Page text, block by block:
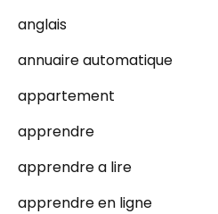
anglais
annuaire automatique
appartement
apprendre
apprendre a lire
apprendre en ligne